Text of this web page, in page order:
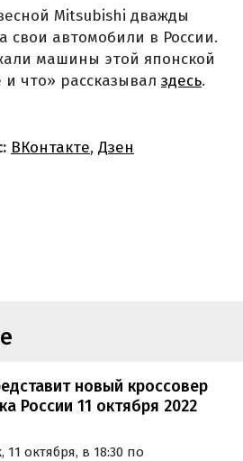
Mitsubishi дважды
свои автомобили в России.
машины этой японской
что» рассказывал здесь.
ВКонтакте, Дзен
новый кроссовер
России 11 октября 2022
октября, в 18:30 по